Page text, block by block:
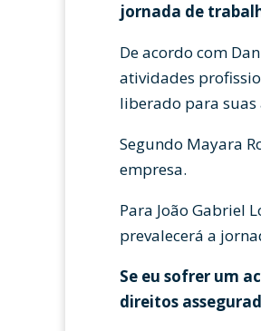
jornada de
De acordo com
atividades
liberado para
Segundo Mayara
empresa.
Para João Gabriel
prevalecerá a
Se eu sofrer um
direitos